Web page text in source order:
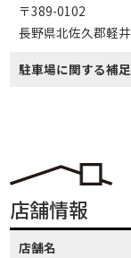
〒389-0102
長野県北佐久郡軽
駐車場に関する補足
店舗情報
店舗名